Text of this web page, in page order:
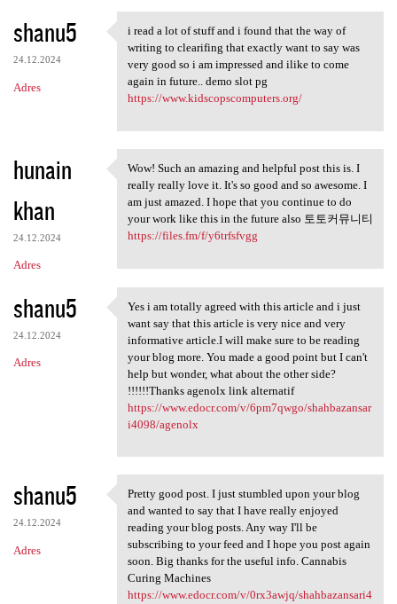
shanu5
24.12.2024
Adres
i read a lot of stuff and i
i read a lot of stuff and i found that the way of
writing to clearifing that exactly want to say was
very good so i am impressed and ilike to come
again in future.. demo slot pg
https://www.kidscopscomputers.org/
hunain
khan
24.12.2024
Adres
Wow! Such an amazing and
Wow! Such an amazing and helpful post this is. I
really really love it. It's so good and so awesome. I
am just amazed. I hope that you continue to do
your work like this in the future also 토토커뮤니티
https://files.fm/f/y6trfsfvgg
shanu5
24.12.2024
Adres
Yes i am totally agreed with
Yes i am totally agreed with this article and i just
want say that this article is very nice and very
informative article.I will make sure to be reading
your blog more. You made a good point but I can't
help but wonder, what about the other side?
!!!!!!Thanks agenolx link alternatif
https://www.edocr.com/v/6pm7qwgo/shahbazansar
i4098/agenolx
shanu5
24.12.2024
Adres
Pretty good post. I just
Pretty good post. I just stumbled upon your blog
and wanted to say that I have really enjoyed
reading your blog posts. Any way I'll be
subscribing to your feed and I hope you post again
soon. Big thanks for the useful info. Cannabis
Curing Machines
https://www.edocr.com/v/0rx3awjq/shahbazansari4